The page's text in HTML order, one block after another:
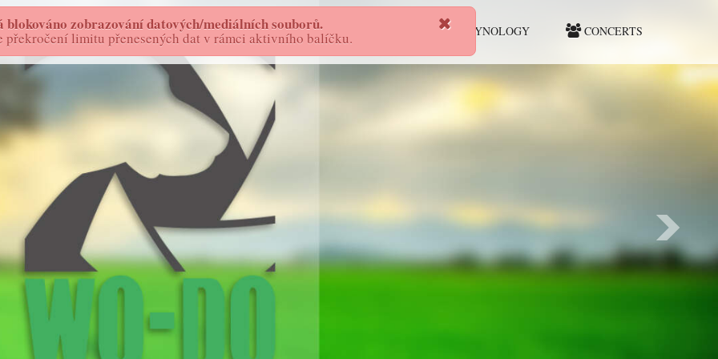
blokováno zobrazování datových/mediálních souborů.
překročení limitu přenesených dat v rámci aktivního balíčku.
FOTOSTORY - AS WO-DO CYNOLOGY CONCERTS